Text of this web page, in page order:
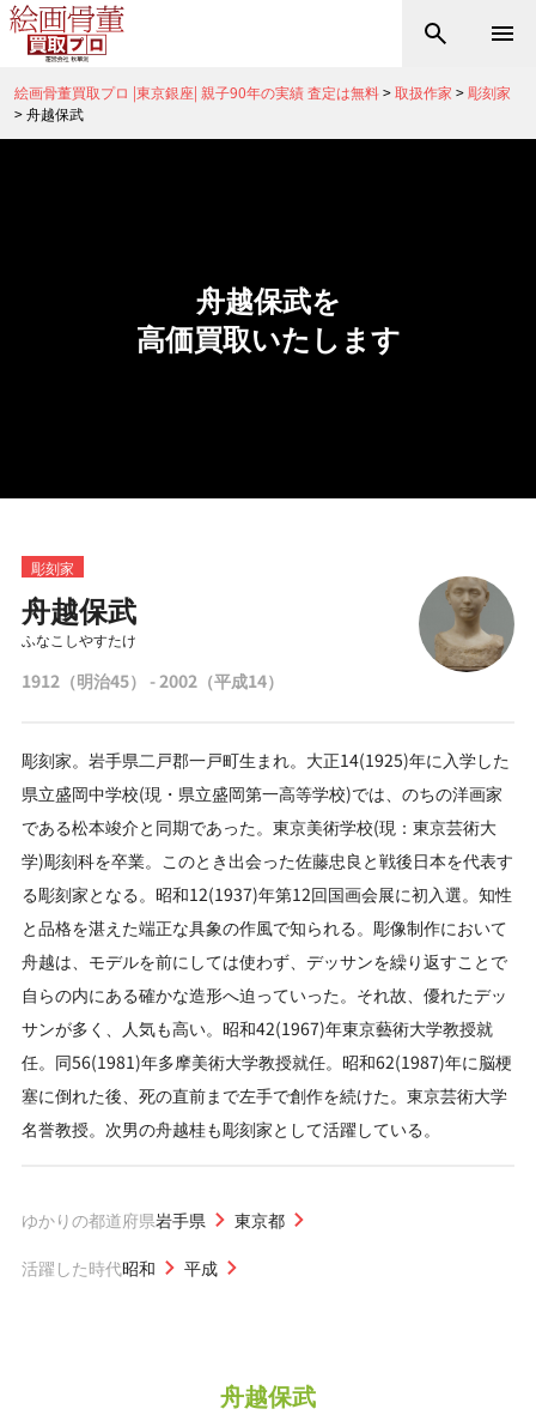
絵画骨董買取プロ |東京銀座| 親子90年の実績 査定は無料>取扱作家 >彫刻家
>舟越保武
舟越保武を
高価買取いたします
彫刻家
舟越保武
ふなこしやすたけ
1912（明治45） - 2002（平成14）
彫刻家。岩手県二戸郡一戸町生まれ。大正14(1925)年に入学した
県立盛岡中学校(現・県立盛岡第一高等学校)では、のちの洋画家
である松本竣介と同期であった。東京美術学校(現：東京芸術大
学)彫刻科を卒業。このとき出会った佐藤忠良と戦後日本を代表す
る彫刻家となる。昭和12(1937)年第12回国画会展に初入選。知性
と品格を湛えた端正な具象の作風で知られる。彫像制作において
舟越は、モデルを前にしては使わず、デッサンを繰り返すことで
自らの内にある確かな造形へ迫っていった。それ故、優れたデッ
サンが多く、人気も高い。昭和42(1967)年東京藝術大学教授就
任。同56(1981)年多摩美術大学教授就任。昭和62(1987)年に脳梗
塞に倒れた後、死の直前まで左手で創作を続けた。東京芸術大学
名誉教授。次男の舟越桂も彫刻家として活躍している。
ゆかりの都道府県岩手県
東京都
活躍した時代昭和 平成
舟越保武